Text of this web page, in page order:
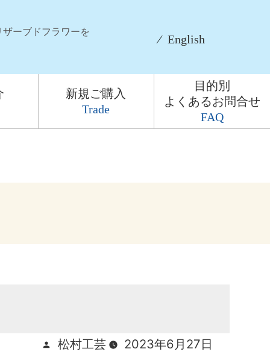
ーブドフラワーを
⁄ English
新規ご購入
Trade
目的別
よくあるお問合せ
FAQ
投
松村工芸 2023年6月27日